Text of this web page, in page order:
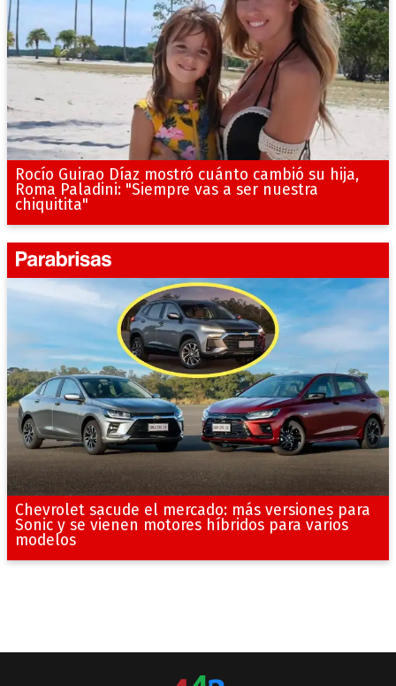
Rocío Guirao Díaz mostró cuánto cambió su hija,
Roma Paladini: "Siempre vas a ser nuestra
chiquitita"
Chevrolet sacude el mercado: más versiones para
Sonic y se vienen motores híbridos para varios
modelos